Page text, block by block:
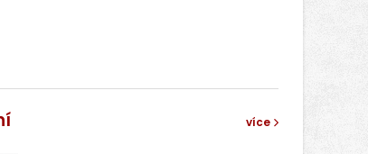
více